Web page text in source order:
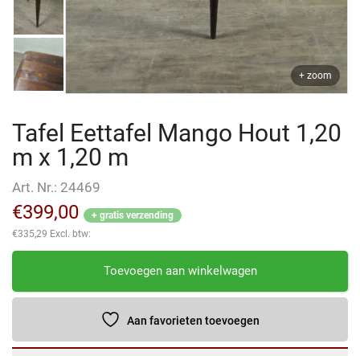
+ zoom
Tafel Eettafel Mango Hout 1,20
m x 1,20 m
Art. Nr.: 24469
€399,00
+ gratis verzending
€335,29 Excl. btw:
Tafel
Mango
1,20
Toevoegen aan winkelwagen
Aan favorieten toevoegen